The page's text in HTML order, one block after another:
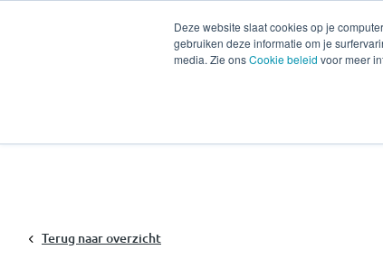
Deze website slaat cookies op je
gebruiken deze informatie om je
media. Zie onsCookie beleid voor meer
Diensten
Terug naar overzicht